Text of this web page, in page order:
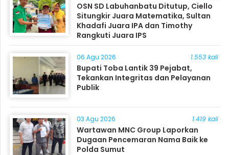
OSN SD Labuhanbatu Ditutup, Ciello
Situngkir Juara Matematika, Sultan
Khadafi Juara IPA dan Timothy
Rangkuti Juara IPS
06 Agu 2026 1.553 kali
Bupati Toba Lantik 39 Pejabat,
Tekankan Integritas dan Pelayanan
Publik
03 Agu 2026 1.419 kali
Wartawan MNC Group Laporkan
Dugaan Pencemaran Nama Baik ke
Polda Sumut